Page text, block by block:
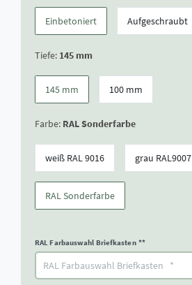
Einbetoniert Aufgeschraubt
Tiefe: 145 mm
145 mm 100 mm
Farbe: RAL Sonderfarbe
weiß RAL 9016 grau RAL9007
RAL Sonderfarbe
RAL Farbauswahl Briefkasten **